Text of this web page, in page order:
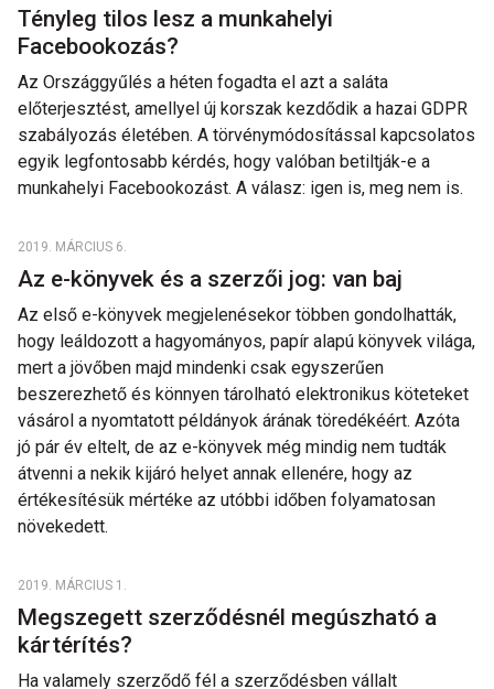
Tényleg tilos lesz a munkahelyi
Facebookozás?
Az Országgyűlés a héten fogadta el azt a saláta
előterjesztést, amellyel új korszak kezdődik a hazai GDPR
szabályozás életében. A törvénymódosítással kapcsolatos
egyik legfontosabb kérdés, hogy valóban betiltják-e a
munkahelyi Facebookozást. A válasz: igen is, meg nem is.
2019. MÁRCIUS 6.
Az e-könyvek és a szerzői jog: van baj
Az első e-könyvek megjelenésekor többen gondolhatták,
hogy leáldozott a hagyományos, papír alapú könyvek világa,
mert a jövőben majd mindenki csak egyszerűen
beszerezhető és könnyen tárolható elektronikus köteteket
vásárol a nyomtatott példányok árának töredékéért. Azóta
jó pár év eltelt, de az e-könyvek még mindig nem tudták
átvenni a nekik kijáró helyet annak ellenére, hogy az
értékesítésük mértéke az utóbbi időben folyamatosan
növekedett.
2019. MÁRCIUS 1.
Megszegett szerződésnél megúszható a
kártérítés?
Ha valamely szerződő fél a szerződésben vállalt